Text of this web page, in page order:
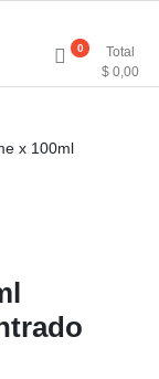
0
Total
$ 0,00
x 100ml